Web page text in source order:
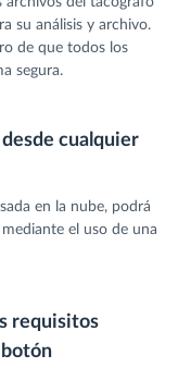
su análisis y archivo.
de que todos los
segura.
cualquier
en la nube, podrá
el uso de una
requisitos